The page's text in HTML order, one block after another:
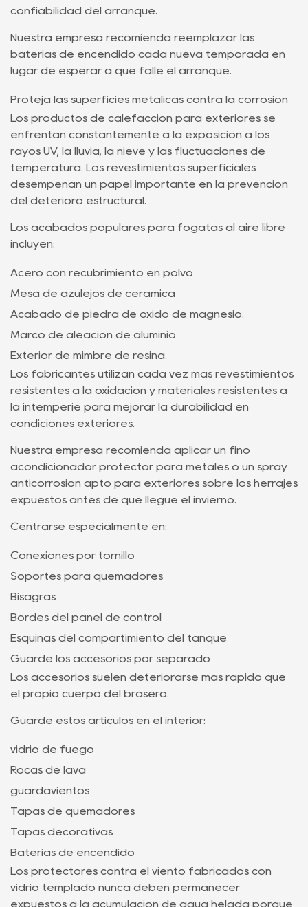
confiabilidad del arranque.
Nuestra empresa recomienda reemplazar las
baterías de encendido cada nueva temporada en
lugar de esperar a que falle el arranque.
Proteja las superficies metálicas contra la corrosión
Los productos de calefacción para exteriores se
enfrentan constantemente a la exposición a los
rayos UV, la lluvia, la nieve y las fluctuaciones de
temperatura. Los revestimientos superficiales
desempeñan un papel importante en la prevención
del deterioro estructural.
Los acabados populares para fogatas al aire libre
incluyen:
Acero con recubrimiento en polvo
Mesa de azulejos de cerámica
Acabado de piedra de óxido de magnesio.
Marco de aleación de aluminio
Exterior de mimbre de resina.
Los fabricantes utilizan cada vez más revestimientos
resistentes a la oxidación y materiales resistentes a
la intemperie para mejorar la durabilidad en
condiciones exteriores.
Nuestra empresa recomienda aplicar un fino
acondicionador protector para metales o un spray
anticorrosión apto para exteriores sobre los herrajes
expuestos antes de que llegue el invierno.
Centrarse especialmente en:
Conexiones por tornillo
Soportes para quemadores
Bisagras
Bordes del panel de control
Esquinas del compartimiento del tanque
Guarde los accesorios por separado
Los accesorios suelen deteriorarse más rápido que
el propio cuerpo del brasero.
Guarde estos artículos en el interior:
vidrio de fuego
Rocas de lava
guardavientos
Tapas de quemadores
Tapas decorativas
Baterías de encendido
Los protectores contra el viento fabricados con
vidrio templado nunca deben permanecer
expuestos a la acumulación de agua helada porque